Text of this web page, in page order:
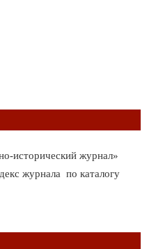
исторический журнал»
журнала по каталогу